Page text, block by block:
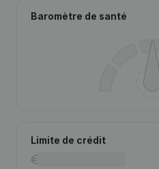
Baromètre de santé
Limite de crédit